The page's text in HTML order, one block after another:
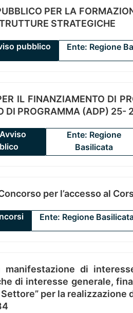
PER LA
STRATEGICHE
pubblico Ente: Regione
IL FINANZIAMENTO DI
DI PROGRAMMA (ADP) 25-
Ente: Regione
Basilicata
per l’accesso al
Ente: Regione
manifestazione di
di interesse generale,
per la realizzazione